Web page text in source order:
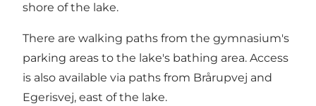
shore of the lake.
There are walking paths from the gymnasium's
parking areas to the lake's bathing area. Access
is also available via paths from Brårupvej and
Egerisvej, east of the lake.